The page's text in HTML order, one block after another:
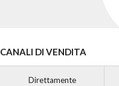
CANALI DI VENDITA
Direttamente